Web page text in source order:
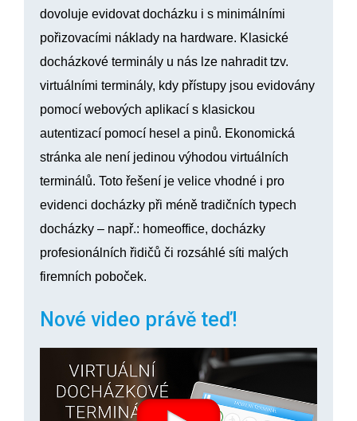
dovoluje evidovat docházku i s minimálními
pořizovacími náklady na hardware. Klasické
docházkové terminály u nás lze nahradit tzv.
virtuálními terminály, kdy přístupy jsou evidovány
pomocí webových aplikací s klasickou
autentizací pomocí hesel a pinů. Ekonomická
stránka ale není jedinou výhodou virtuálních
terminálů. Toto řešení je velice vhodné i pro
evidenci docházky při méně tradičních typech
docházky – např.: homeoffice, docházky
profesionálních řidičů či rozsáhlé síti malých
firemních poboček.
Nové video právě teď!